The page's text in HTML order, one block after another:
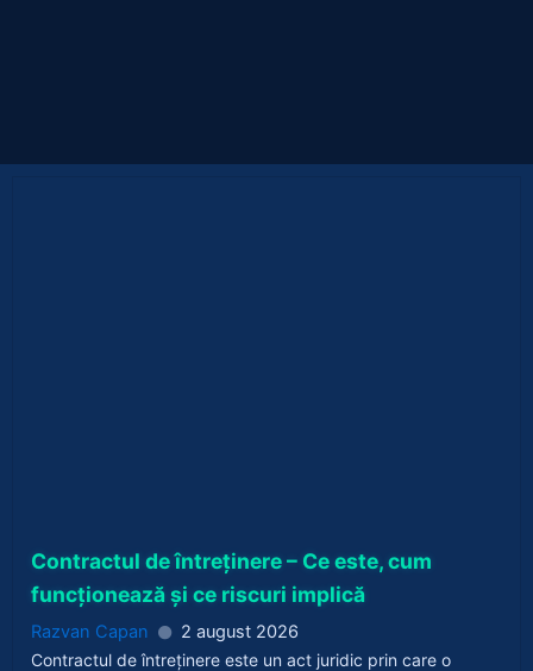
Contractul de întreținere – Ce este, cum
funcționează și ce riscuri implică
Razvan Capan 2 august 2026
Contractul de întreținere este un act juridic prin care o